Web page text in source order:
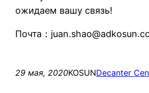
ожидаем вашу связь!
Почта：
29 мая, 2020KOSUNDecanter